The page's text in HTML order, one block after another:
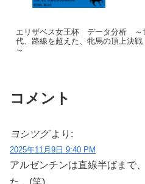
エリザベス女王杯 データ分析 ～
代、路線を超えた、牝馬の頂上決戦
～
コメント
ヨシツグ より:
2025年11月9日 9:40 PM
アルゼンチンは直線半ばまで